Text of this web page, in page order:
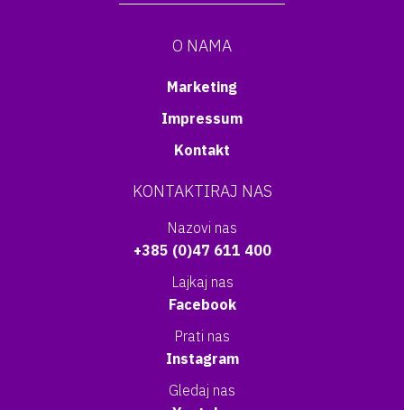
O NAMA
Marketing
Impressum
Kontakt
KONTAKTIRAJ NAS
Nazovi nas
+385 (0)47 611 400
Lajkaj nas
Facebook
Prati nas
Instagram
Gledaj nas